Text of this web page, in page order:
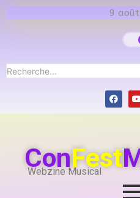
9
ConFest
Webzine Musical